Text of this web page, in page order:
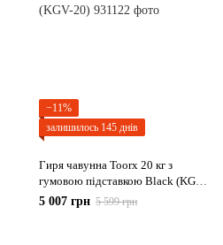
−11%
залишилось 145 днів
Гиря чавунна Toorx 20 кг з
гумовою підставкою Black (KGV-
20)
5 007 грн 5 599 грн